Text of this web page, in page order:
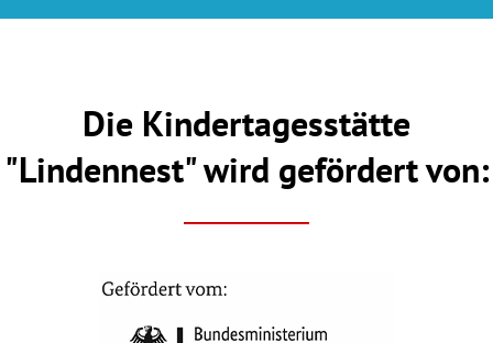
Die Kindertagesstätte
"Lindennest" wird gefördert von: